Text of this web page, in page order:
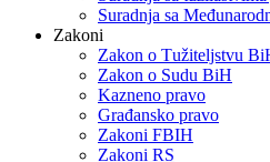
Suradnja sa
Zakoni
Zakon o Тužiteljstvu
Zakon o Sudu BiH
Kazneno pravo
Građansko pravo
Zakoni FBIH
Zakoni RS